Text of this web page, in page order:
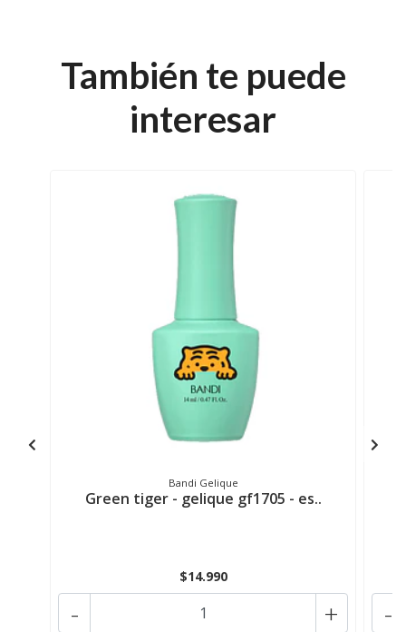
También te puede
interesar
Bandi Gelique
Green tiger - gelique gf1705 - es..
$14.990
+
- -